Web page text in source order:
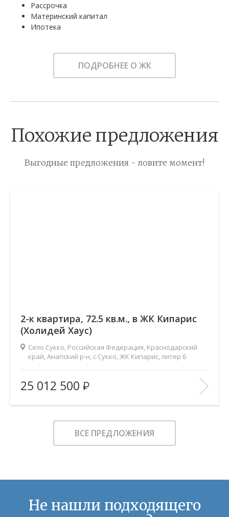
Рассрочка
Материнский капитал
Ипотека
ПОДРОБНЕЕ О ЖК
Похожие предложения
Выгодные предложения - ловите момент!
2-к квартира, 72.5 кв.м., в ЖК Кипарис
(Холидей Хаус)
Село Сукко, Российская Федерация, Краснодарский
край, Анапский р-н, с.Сукко, ЖК Кипарис, литер 6
Площадь (общ/жил/кух), м2:
72.5/30.7/31.6
Количество комнат:
2
Этаж:
8/8
В ИЗБРАННОЕ
25 012 500
ВСЕ ПРЕДЛОЖЕНИЯ
Не нашли подходящего